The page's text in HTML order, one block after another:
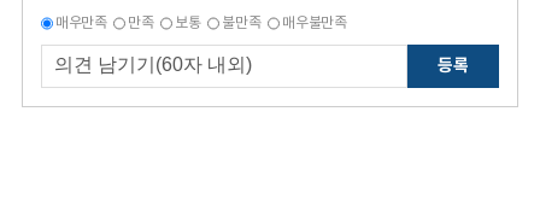
매우만족 만족 보통 불만족 매우불만족
등록